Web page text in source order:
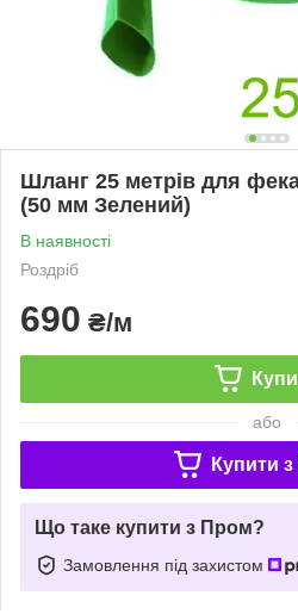
Шланг 25 метрів для
(50 мм Зелений)
В наявності
Роздріб
690 ₴/м
або
Купити з
Що таке купити з Пром?
Замовлення під захистом